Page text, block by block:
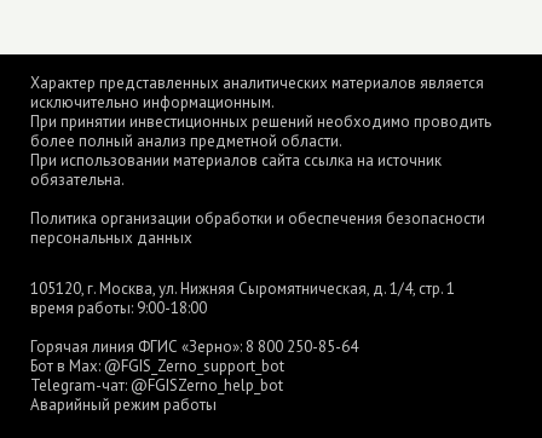
Характер представленных аналитических материалов является
исключительно информационным.
При принятии инвестиционных решений необходимо проводить
более полный анализ предметной области.
При использовании материалов сайта ссылка на источник
обязательна.
Политика организации обработки и обеспечения безопасности
персональных данных
105120, г. Москва, ул. Нижняя Сыромятническая, д. 1/4, стр. 1
время работы: 9:00-18:00
Горячая линия ФГИС «Зерно»: 8 800 250-85-64
Бот в Max: @FGIS_Zerno_support_bot
Telegram-чат: @FGISZerno_help_bot
Аварийный режим работы